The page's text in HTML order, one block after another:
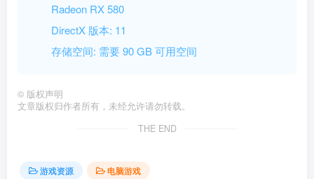
Radeon RX 580
DirectX 版本: 11
存储空间: 需要 90 GB 可用空间
© 版权声明
文章版权归作者所有，未经允许请勿转载。
THE END
游戏资源
电脑游戏